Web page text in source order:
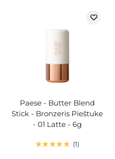
Paese - Butter Blend
Stick - Bronzeris Pieštuke
- 01 Latte - 6g
1